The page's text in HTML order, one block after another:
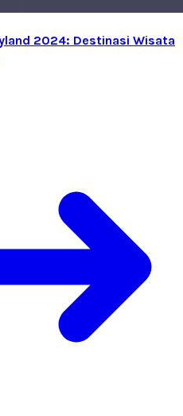
2024: Destinasi Wisata